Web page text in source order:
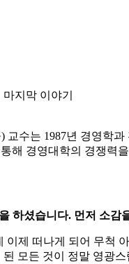
지막 이야기
수는 1987년 경영학
해 경영대학의 경쟁력
하셨습니다. 먼저 소감
제 떠나게 되어 무척
모든 것이 정말 영광스